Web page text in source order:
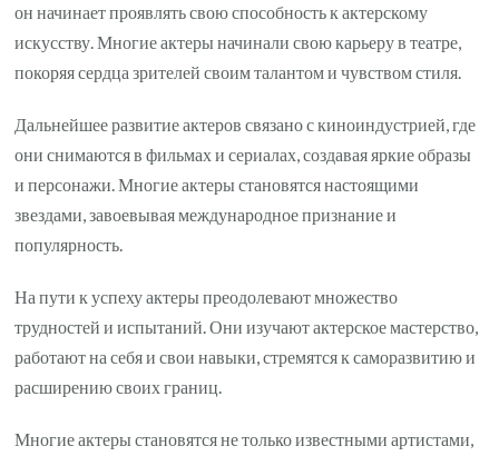
он начинает проявлять свою способность к актерскому
искусству. Многие актеры начинали свою карьеру в театре,
покоряя сердца зрителей своим талантом и чувством стиля.
Дальнейшее развитие актеров связано с киноиндустрией, где
они снимаются в фильмах и сериалах, создавая яркие образы
и персонажи. Многие актеры становятся настоящими
звездами, завоевывая международное признание и
популярность.
На пути к успеху актеры преодолевают множество
трудностей и испытаний. Они изучают актерское мастерство,
работают на себя и свои навыки, стремятся к саморазвитию и
расширению своих границ.
Многие актеры становятся не только известными артистами,